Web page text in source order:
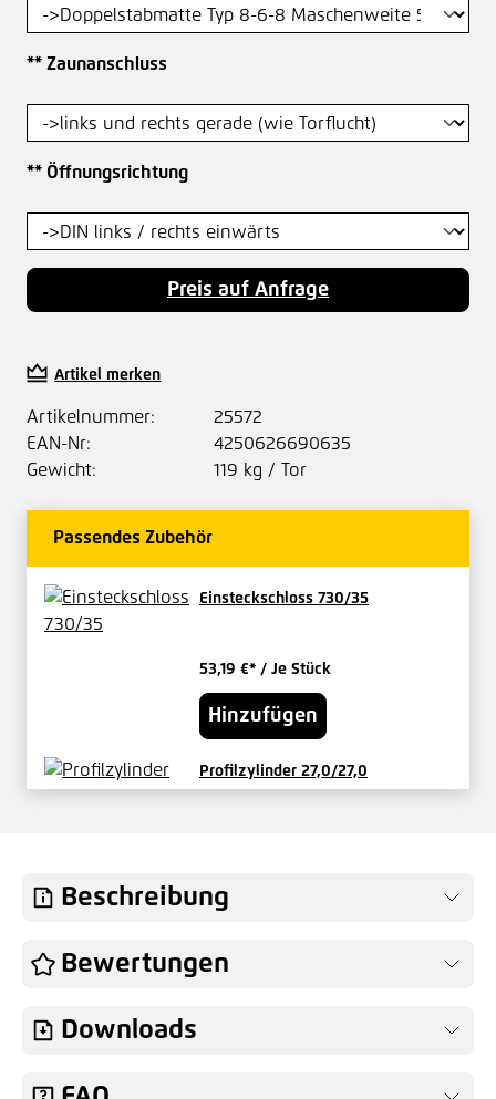
** Zaunanschlussauswählen
** Öffnungsrichtungauswählen
Preis auf Anfrage
Artikel merken
Artikelnummer:
25572
EAN-Nr:
4250626690635
Gewicht:
119 kg / Tor
Passendes Zubehör
Einsteckschloss 730/35
53,19 €* / Je Stück
Hinzufügen
Profilzylinder 27,0/27,0
Beschreibung
Bewertungen
Downloads